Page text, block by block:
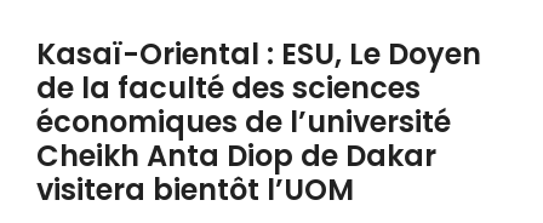
Kasaï-Oriental : ESU, Le Doyen
de la faculté des sciences
économiques de l’université
Cheikh Anta Diop de Dakar
visitera bientôt l’UOM